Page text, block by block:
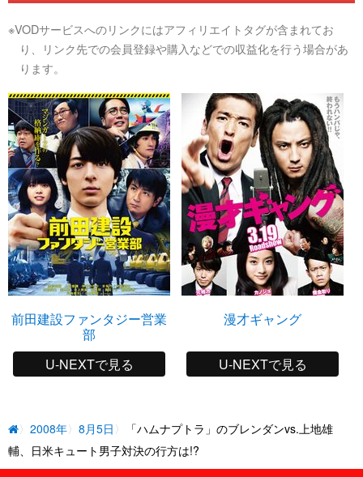
※VODサービスへのリンクにはアフィリエイトタグが含まれてお
り、リンク先での会員登録や購入などでの収益化を行う場合があ
ります。
前田建設ファンタジー営業
部
U-NEXTで見る
漫才ギャング
U-NEXTで見る
2008年 8月5日
「ハムナプトラ」のブレンダンvs.上地雄
輔、日米キュート男子対決の行方は!?